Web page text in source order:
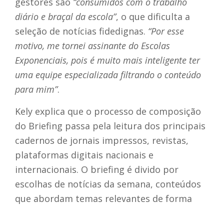
diário e braçal da escola”, o que dificulta a
seleção de notícias fidedignas. “Por esse
motivo, me tornei assinante do Escolas
Exponenciais, pois é muito mais inteligente ter
uma equipe especializada filtrando o conteúdo
para mim”.
Kely explica que o processo de composição
do Briefing passa pela leitura dos principais
cadernos de jornais impressos, revistas,
plataformas digitais nacionais e
internacionais. O briefing é divido por
escolhas de notícias da semana, conteúdos
que abordam temas relevantes de forma